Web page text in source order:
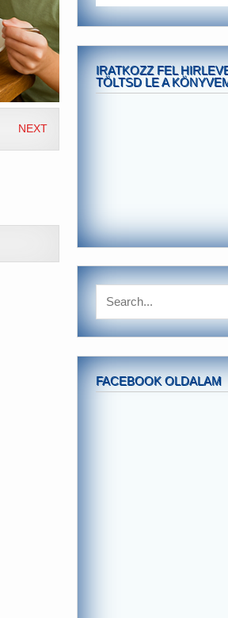
NEXT
IRATKOZZ FEL
TÖLTSD LE A
FACEBOOK OLDALAM